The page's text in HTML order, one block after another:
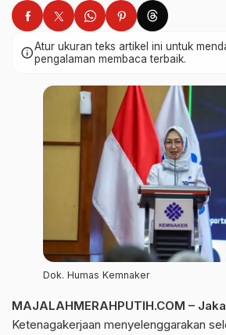
infoAtur ukuran teks artikel ini untuk
pengalaman membaca terbaik.
Dok. Humas Kemnaker
MAJALAHMERAHPUTIH.COM –
Ketenagakerjaan menyelenggarakan